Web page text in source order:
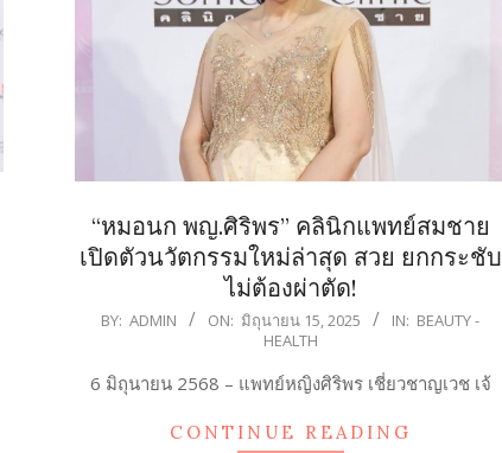
“หมอนก พญ.ศิริพร” คลินิกแพทย์สมชาย
เปิดตัวนวัตกรรมใหม่ล่าสุด สวย ยกกระชับ
ไม่ต้องผ่าตัด!
2025-
15
BY: ADMIN ON: มิถุนายน 15, 2025 IN: BEAUTY -
HEALTH
6 มิถุนายน 2568 – แพทย์หญิงศิริพร เชี่ยวชาญเวช เจ้
CONTINUE READING